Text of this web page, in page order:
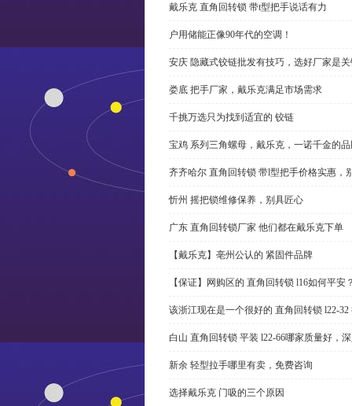
戴乐克 直角回转锁 带t型把手说话有力
户用储能正像90年代的空调！
安庆 隐藏式铰链批发有技巧，选好厂家是
娄底 把手厂家，戴乐克满足市场需求
千挑万选只为找到适宜的 铰链
宝鸡 系列三角螺母，戴乐克，一诺千金的
齐齐哈尔 直角回转锁 带l型把手价格实惠，
忻州 摇把锁维修保养，别具匠心
广东 直角回转锁厂家 他们都在戴乐克下单
【戴乐克】亳州公认的 紧固件品牌
【保证】网购区的 直角回转锁 l16如何平安
该浙江现在是一个很好的 直角回转锁 l22-
白山 直角回转锁 平装 l22-66哪家质量好，
新余 轻型拉手哪里有卖，免费咨询
选择戴乐克 门吸的三个原因